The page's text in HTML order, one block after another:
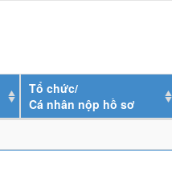
Tổ chức/
Cá nhân nộp hồ sơ